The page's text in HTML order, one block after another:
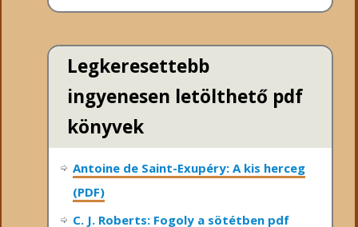
Legkeresettebb
ingyenesen letölthető pdf
könyvek
Antoine de Saint-Exupéry: A kis herceg
(PDF)
C. J. Roberts: Fogoly a sötétben pdf